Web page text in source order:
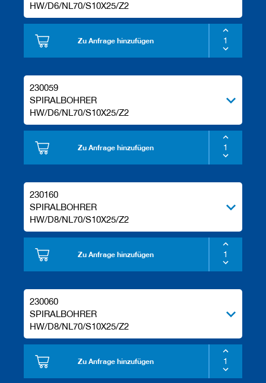
HW/D6/NL70/S10X25/Z2
Zu Anfrage hinzufügen
230059
SPIRALBOHRER
HW/D6/NL70/S10X25/Z2
Zu Anfrage hinzufügen
230160
SPIRALBOHRER
HW/D8/NL70/S10X25/Z2
Zu Anfrage hinzufügen
230060
SPIRALBOHRER
HW/D8/NL70/S10X25/Z2
Zu Anfrage hinzufügen